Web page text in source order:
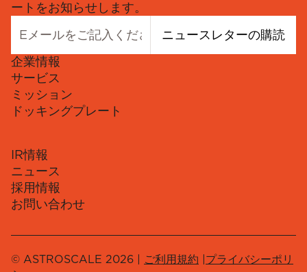
ートをお知らせします。
ニュースレターの購読
企業情報
サービス
ミッション
ドッキングプレート
IR情報
ニュース
採用情報
お問い合わせ
© ASTROSCALE 2026 | ご利用規約 |プライバシーポリ